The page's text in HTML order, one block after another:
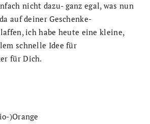
nicht dazu- ganz egal, was nun
auf deiner Geschenke-
ich habe heute eine kleine,
schnelle Idee für
für Dich.
)Orange